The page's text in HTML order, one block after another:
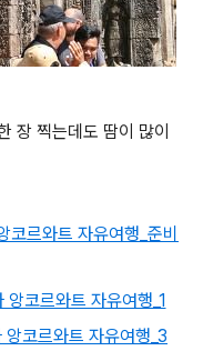
장 찍는데도 땀이 많이
르와트 자유여행_준비
코르와트 자유여행_1
코르와트 자유여행_3